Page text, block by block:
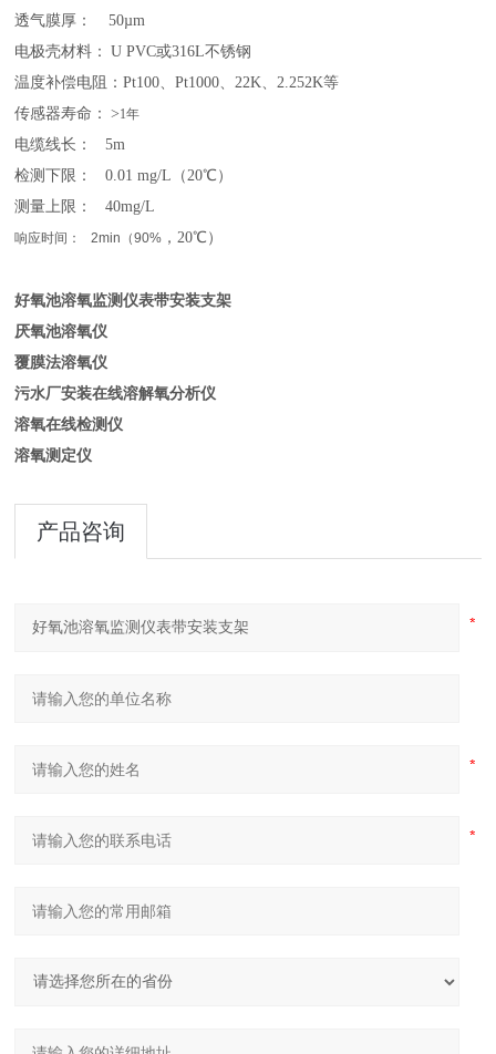
透气膜厚：
50µm
电极壳材料：
U PVC或316L不锈钢
温度补偿电阻：Pt100、Pt1000、22K、2.252K等
传感器寿命：
>1年
电缆线长：
5m
检测下限：
0.01 mg/L（20℃）
测量上限：
40mg/L
响应时间： 2min （90% ，20℃）
好氧池溶氧监测仪表带安装支架
厌氧池溶氧仪
覆膜法溶氧仪
污水厂安装在线溶解氧分析仪
溶氧在线检测仪
溶氧测定仪
产品咨询